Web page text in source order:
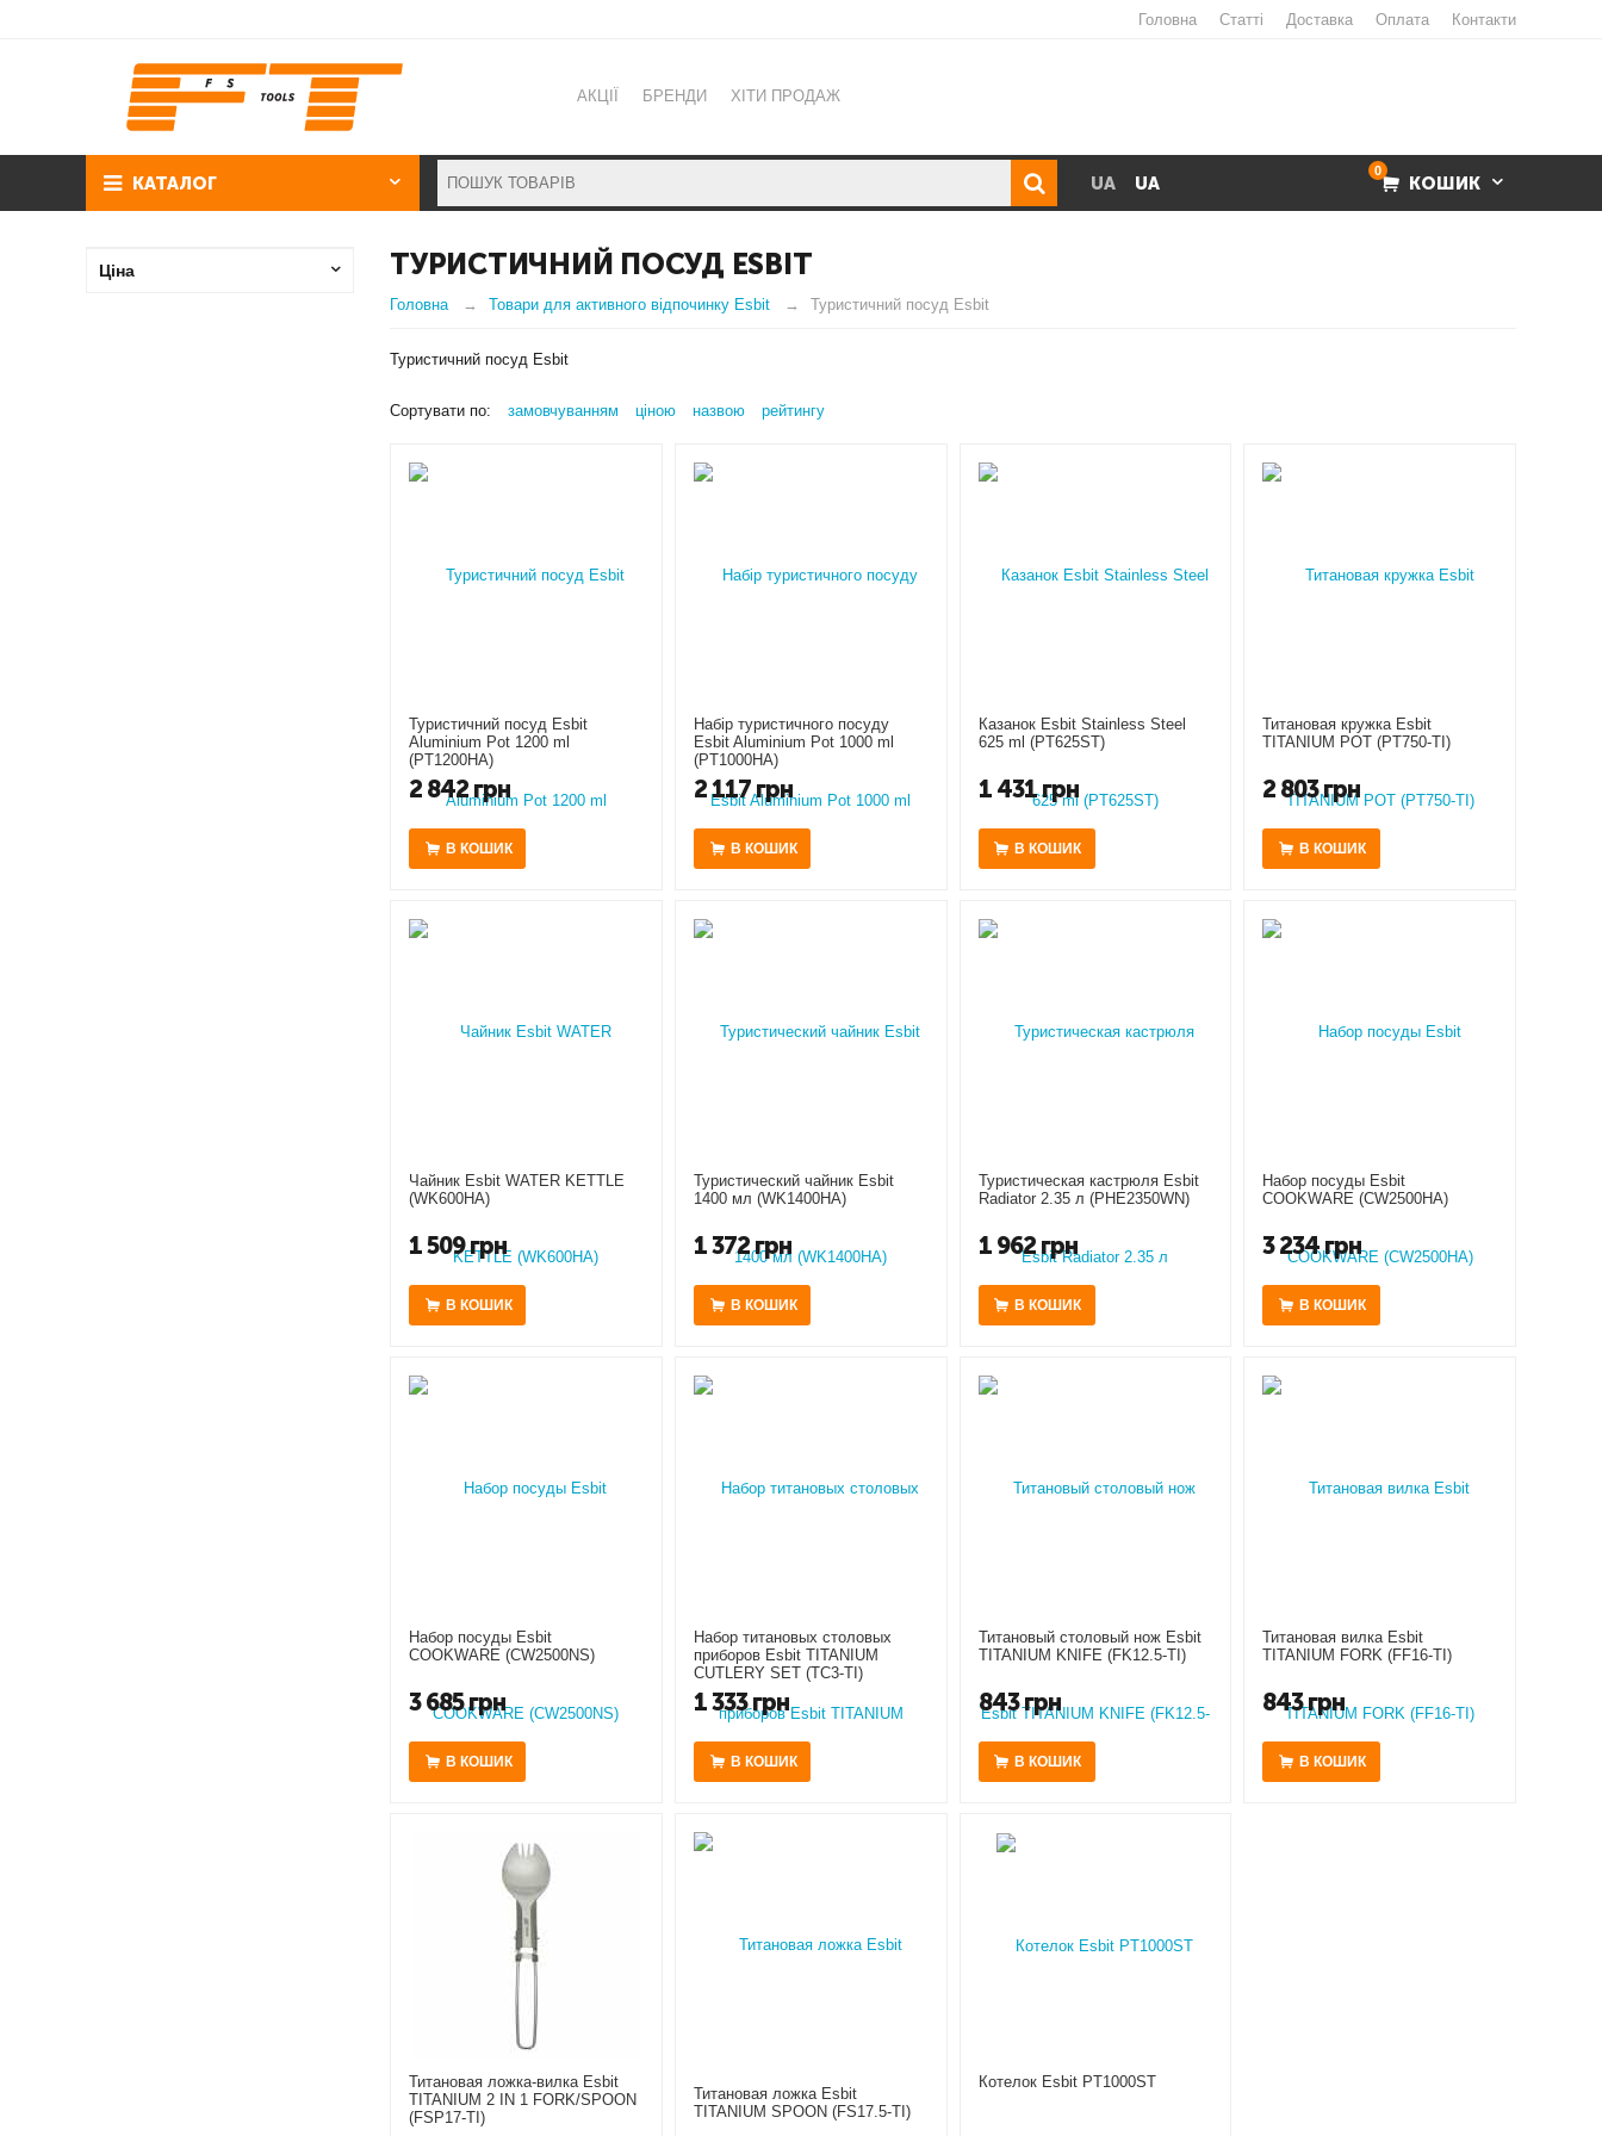
Головна Статті Доставка Оплата Контакти
АКЦІЇ БРЕНДИ ХІТИ ПРОДАЖ
КАТАЛОГ UA UA
0
КОШИК
Ціна ТУРИСТИЧНИЙ ПОСУД ESBIT
Головна Товари для активного відпочинку Esbit Туристичний посуд Esbit
Туристичний посуд Esbit
Сортувати по: замовчуванням ціною назвою рейтингу
Туристичний посуд Esbit
Aluminium Pot 1200 ml
(PT1200HA)
2 842 грн
В КОШИК
Набір туристичного посуду
Esbit Aluminium Pot 1000 ml
(PT1000HA)
2 117грн
В КОШИК
Казанок Esbit Stainless Steel
625 ml (PT625ST)
1 431грн
В КОШИК
Титановая кружка Esbit
TITANIUM POT (PT750-TI)
2 803грн
В КОШИК
Чайник Esbit WATER KETTLE
(WK600HA)
1 509грн
В КОШИК
Туристический чайник Esbit
1400 мл (WK1400HA)
1 372грн
В КОШИК
Туристическая кастрюля Esbit
Radiator 2.35 л (PHE2350WN)
1 962грн
В КОШИК
Набор посуды Esbit
COOKWARE (CW2500HA)
3 234грн
В КОШИК
Набор посуды Esbit
COOKWARE (CW2500NS)
3 685грн
В КОШИК
Набор титановых столовых
приборов Esbit TITANIUM
CUTLERY SET (TC3-TI)
1 333грн
В КОШИК
Титановый столовый нож Esbit
TITANIUM KNIFE (FK12.5-TI)
843грн
В КОШИК
Титановая вилка Esbit
TITANIUM FORK (FF16-TI)
843грн
В КОШИК
Титановая ложка-вилка Esbit
TITANIUM 2 IN 1 FORK/SPOON
(FSP17-TI)
Титановая ложка Esbit
TITANIUM SPOON (FS17.5-TI)
Котелок Esbit PT1000ST